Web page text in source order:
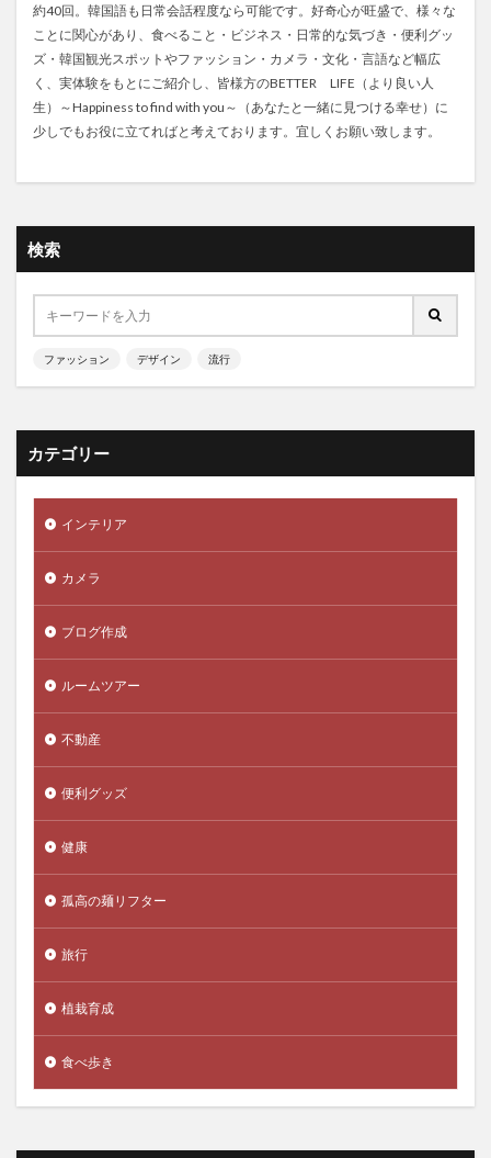
約40回。韓国語も日常会話程度なら可能です。好奇心が旺盛で、様々な
ことに関心があり、食べること・ビジネス・日常的な気づき・便利グッ
ズ・韓国観光スポットやファッション・カメラ・文化・言語など幅広
く、実体験をもとにご紹介し、皆様方のBETTER LIFE（より良い人
生）～Happiness to find with you～（あなたと一緒に見つける幸せ）に
少しでもお役に立てればと考えております。宜しくお願い致します。
検索
ファッション デザイン 流行
カテゴリー
インテリア
カメラ
ブログ作成
ルームツアー
不動産
便利グッズ
健康
孤高の麺リフター
旅行
植栽育成
食べ歩き